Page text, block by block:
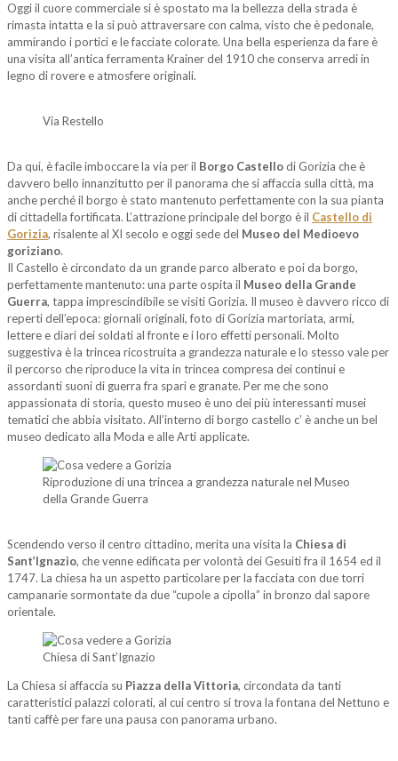
Oggi il cuore commerciale si è spostato ma la bellezza della strada è
rimasta intatta e la si può attraversare con calma, visto che è pedonale,
ammirando i portici e le facciate colorate. Una bella esperienza da fare è
una visita all’antica ferramenta Krainer del 1910 che conserva arredi in
legno di rovere e atmosfere originali.
Via Restello
Da qui, è facile imboccare la via per il Borgo Castellodi Gorizia che è
davvero bello innanzitutto per il panorama che si affaccia sulla città, ma
anche perché il borgo è stato mantenuto perfettamente con la sua pianta
di cittadella fortificata. L’attrazione principale del borgo è il Castello di
Gorizia, risalente al XI secolo e oggi sede del Museo del Medioevo
goriziano.
Il Castello è circondato da un grande parco alberato e poi da borgo,
perfettamente mantenuto: una parte ospita il Museo della Grande
Guerra, tappa imprescindibile se visiti Gorizia. Il museo è davvero ricco di
reperti dell’epoca: giornali originali, foto di Gorizia martoriata, armi,
lettere e diari dei soldati al fronte e i loro effetti personali. Molto
suggestiva è la trincea ricostruita a grandezza naturale e lo stesso vale per
il percorso che riproduce la vita in trincea compresa dei continui e
assordanti suoni di guerra fra spari e granate. Per me che sono
appassionata di storia, questo museo è uno dei più interessanti musei
tematici che abbia visitato. All’interno di borgo castello c’ è anche un bel
museo dedicato alla Moda e alle Arti applicate.
Riproduzione di una trincea a grandezza naturale nel Museo
della Grande Guerra
Scendendo verso il centro cittadino, merita una visita la Chiesa di
Sant’Ignazio, che venne edificata per volontà dei Gesuiti fra il 1654 ed il
1747. La chiesa ha un aspetto particolare per la facciata con due torri
campanarie sormontate da due “cupole a cipolla” in bronzo dal sapore
orientale.
Chiesa di Sant’Ignazio
La Chiesa si affaccia su Piazza della Vittoria, circondata da tanti
caratteristici palazzi colorati, al cui centro si trova la fontana del Nettuno e
tanti caffè per fare una pausa con panorama urbano.